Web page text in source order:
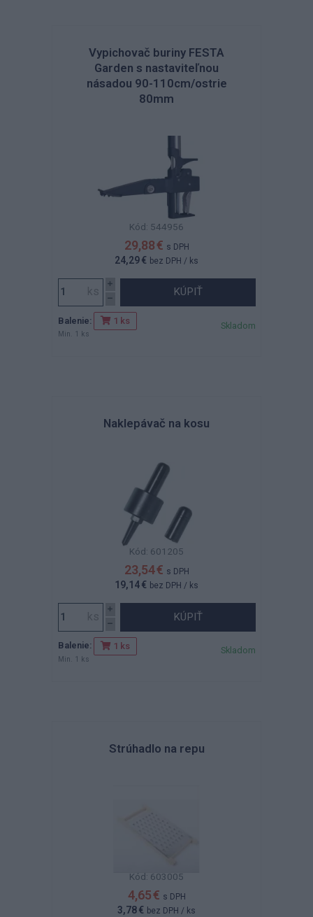
Vypichovač buriny FESTA
Garden s nastaviteľnou
násadou 90-110cm/ostrie
80mm
Kód: 544956
29,88 € s DPH
24,29 € bez DPH / ks
KÚPIŤ
Balenie: 1 ks
Min. 1 ks
Skladom
Naklepávač na kosu
Kód: 601205
23,54 € s DPH
19,14 € bez DPH / ks
KÚPIŤ
Balenie: 1 ks
Min. 1 ks
Skladom
Strúhadlo na repu
Kód: 603005
4,65 € s DPH
3,78 € bez DPH / ks